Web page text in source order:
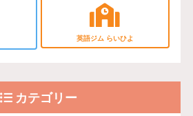
英語ジム らいひよ
カテゴリー